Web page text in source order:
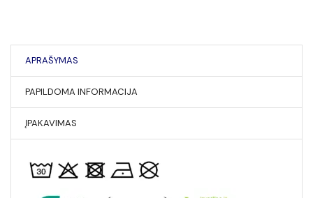
APRAŠYMAS
PAPILDOMA INFORMACIJA
ĮPAKAVIMAS